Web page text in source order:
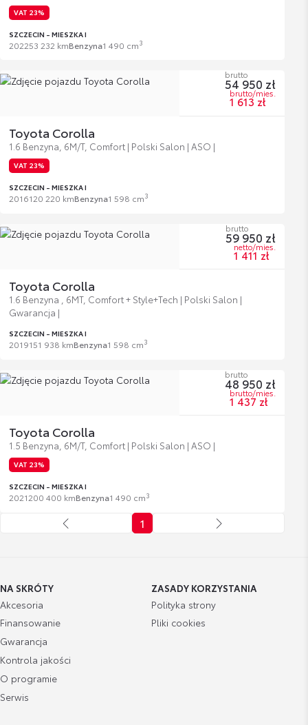
VAT 23%
SZCZECIN - MIESZKA I
202253 232 kmBenzyna1 490 cm3
Toyota Corolla
1.6 Benzyna, 6M/T, Comfort | Polski Salon | ASO |
VAT 23%
SZCZECIN - MIESZKA I
2016120 220 kmBenzyna1 598 cm3
brutto
54 950 zł
brutto/mies.
1 613 zł
Toyota Corolla
1.6 Benzyna , 6MT, Comfort + Style+Tech | Polski Salon |
Gwarancja |
SZCZECIN - MIESZKA I
2019151 938 kmBenzyna1 598 cm3
brutto
59 950 zł
netto/mies.
1 411 zł
Toyota Corolla
1.5 Benzyna, 6M/T, Comfort | Polski Salon | ASO |
VAT 23%
SZCZECIN - MIESZKA I
2021200 400 kmBenzyna1 490 cm3
brutto
48 950 zł
brutto/mies.
1 437 zł
1
NA SKRÓTY
Akcesoria
Finansowanie
Gwarancja
Kontrola jakości
O programie
Serwis
ZASADY KORZYSTANIA
Polityka strony
Pliki cookies